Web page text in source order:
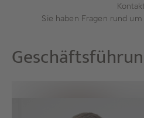
Kontakt
Sie haben Fragen rund